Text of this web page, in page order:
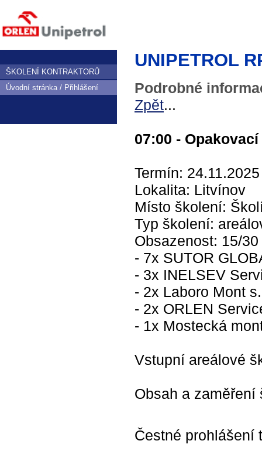
ŠKOLENÍ KONTRAKTORŮ
Úvodní stránka / Přihlášení
UNIPETROL
Podrobné
Zpět...
07:00 -
Termín: 24.11.2025
Lokalita: Litvínov
Místo školení:
Typ školení:
Obsazenost: 15/30
- 7x SUTOR
- 3x INELSEV
- 2x Laboro Mont
- 2x ORLEN
- 1x Mostecká
Vstupní areálové
Obsah a zaměření
Čestné prohlášení